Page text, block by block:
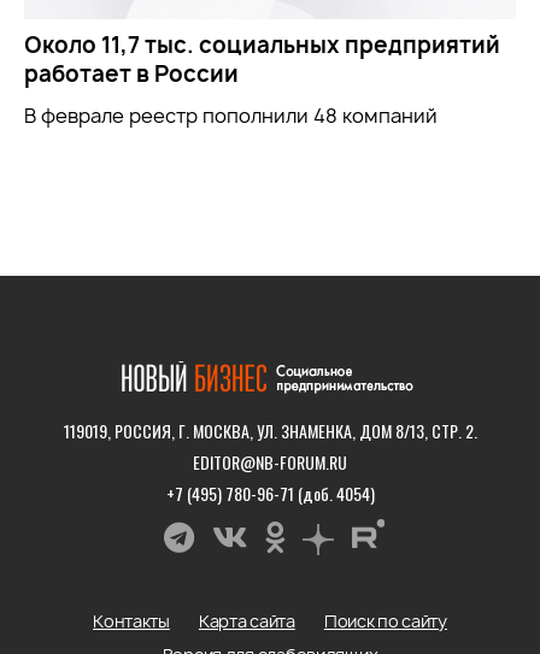
Около 11,7 тыс. социальных предприятий
работает в России
В феврале реестр пополнили 48 компаний
119019, РОССИЯ, Г. МОСКВА, УЛ. ЗНАМЕНКА, ДОМ 8/13, СТР. 2.
EDITOR@NB-FORUM.RU
+7 (495) 780-96-71 (доб. 4054)
Контакты Карта сайта
Поиск по сайту